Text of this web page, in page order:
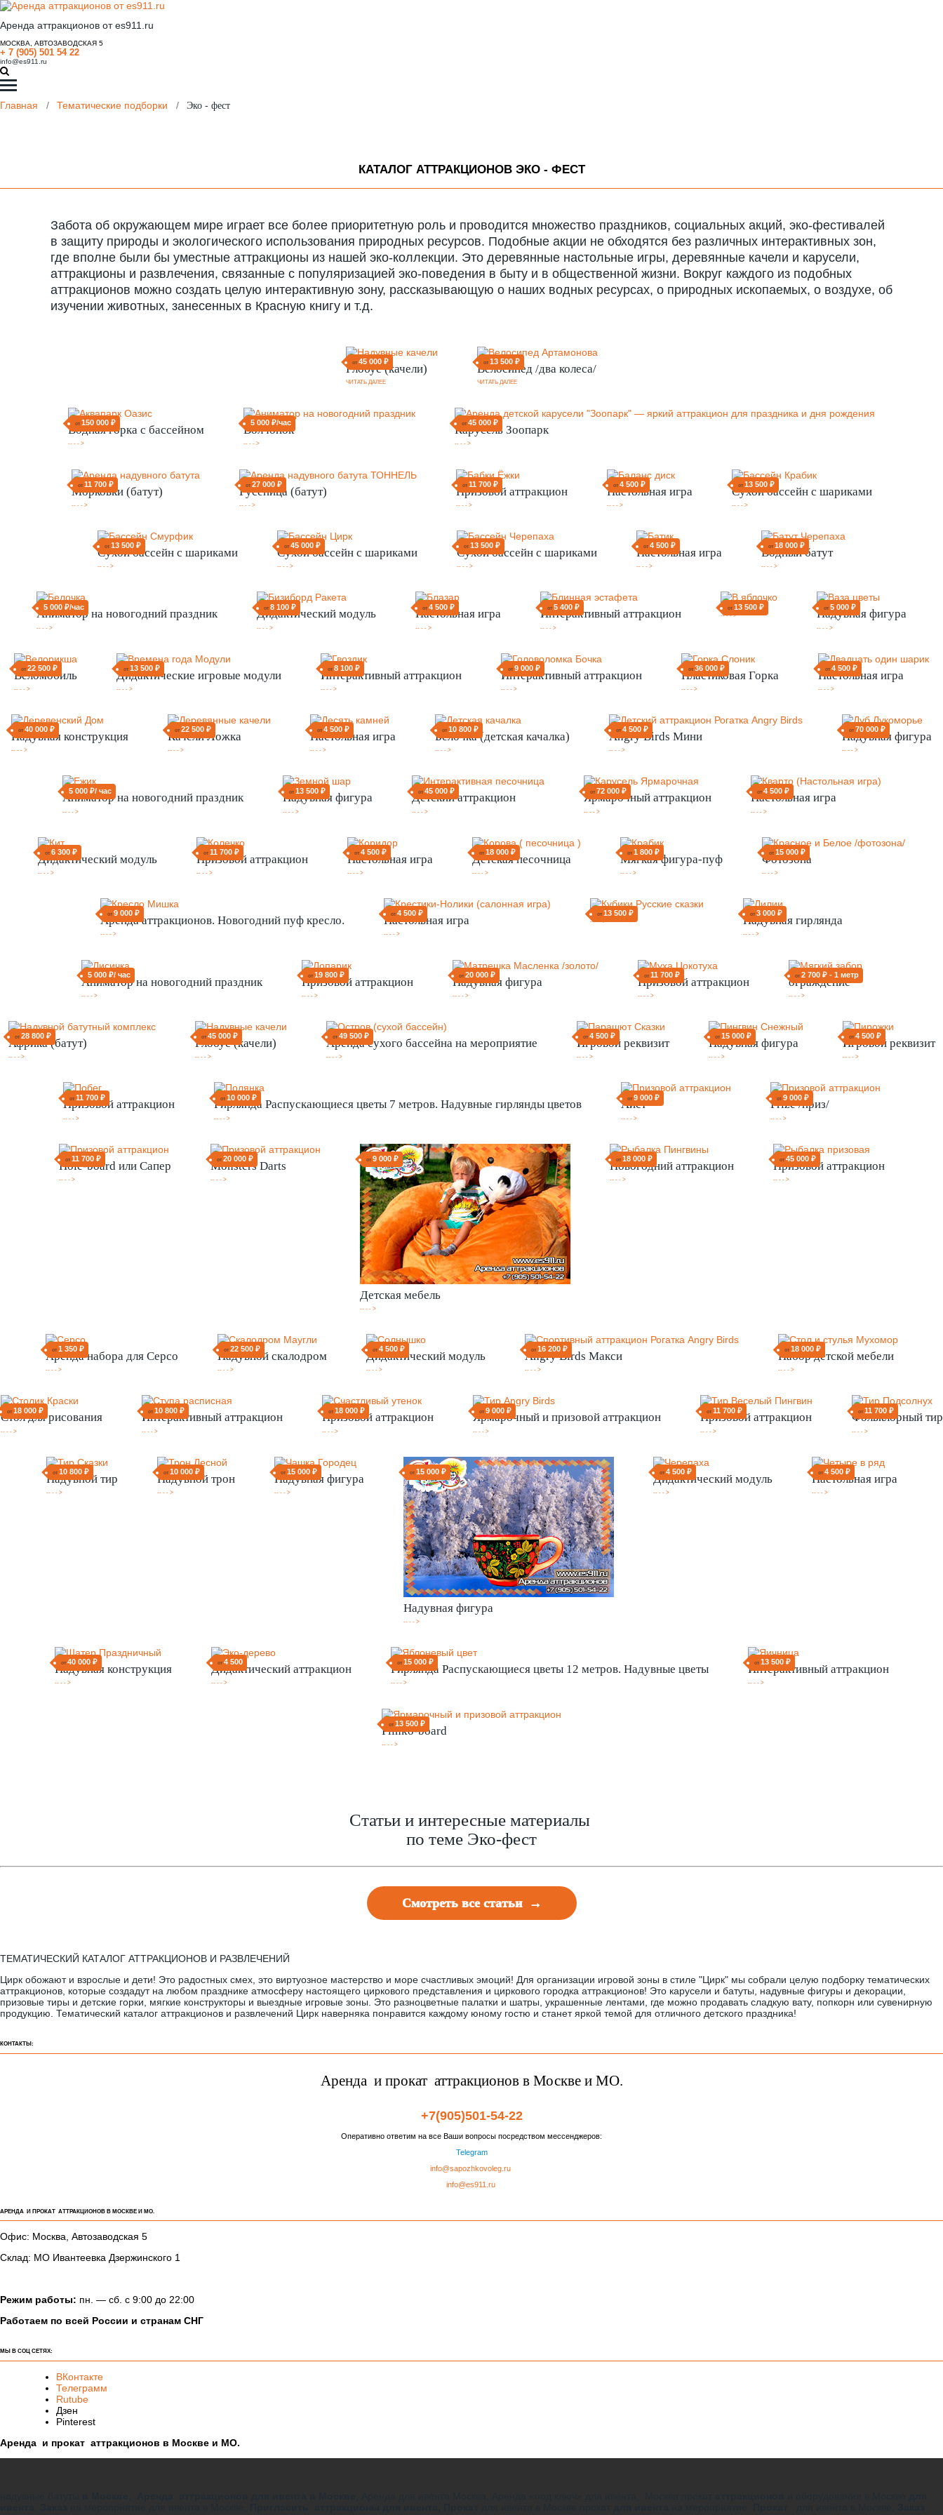
Аренда аттракционов от es911.ru
МОСКВА, АВТОЗАВОДСКАЯ 5
+ 7 (905) 501 54 22
info@es911.ru
Главная / Тематические подборки / Эко - фест
КАТАЛОГ АТТРАКЦИОНОВ ЭКО - ФЕСТ
Забота об окружающем мире играет все более приоритетную роль и проводится множество праздников, социальных акций, эко-фестивалей
в защиту природы и экологического использования природных ресурсов. Подобные акции не обходятся без различных интерактивных зон,
где вполне были бы уместные аттракционы из нашей эко-коллекции. Это деревянные настольные игры, деревянные качели и карусели,
аттракционы и развлечения, связанные с популяризацией эко-поведения в быту и в общественной жизни. Вокруг каждого из подобных
аттракционов можно создать целую интерактивную зону, рассказывающую о наших водных ресурсах, о природных ископаемых, о воздухе, об
изучении животных, занесенных в Красную книгу и т.д.
от45 000 ₽
Глобус (качели)
ЧИТАТЬ ДАЛЕЕ
от 13 500 ₽
Велосипед /два колеса/
ЧИТАТЬ ДАЛЕЕ
от 150 000 ₽
Водная горка с бассейном
-- - - >
5 000 ₽/час
Волчонок
-- - - >
от 45 000 ₽
Карусель Зоопарк
-- - - >
от 11 700 ₽
Морковки (батут)
-- - - >
от27 000 ₽
Гусеница (батут)
-- - - >
от 11 700 ₽
Призовой аттракцион
-- - - >
от4 500 ₽
Настольная игра
-- - - >
от 13 500 ₽
Сухой бассейн с шариками
-- - - >
от 13 500 ₽
Сухой бассейн с шариками
-- - - >
от 45 000 ₽
Сухой бассейн с шариками
-- - - >
от 13 500 ₽
Сухой бассейн с шариками
-- - - >
от 4 500 ₽
Настольная игра
-- - - >
от 18 000 ₽
Водный батут
-- - - >
5 000 ₽/час
Аниматор на новогодний праздник
-- - - >
от 8 100 ₽
Дидактический модуль
-- - - >
от 4 500 ₽
Настольная игра
-- - - >
от 5 400 ₽
Интерактивный аттракцион
-- - - >
от 13 500 ₽
-- - - >
от 5 000 ₽
Надувная фигура
-- - - >
от 22 500 ₽
Веломобиль
-- - - >
от 13 500 ₽
Дидактические игровые модули
-- - - >
от 8 100 ₽
Интерактивный аттракцион
-- - - >
от 9 000 ₽
Интерактивный аттракцион
-- - - >
от 36 000 ₽
Пластиковая Горка
-- - - >
от 4 500 ₽
Настольная игра
-- - - >
от 40 000 ₽
Надувная конструкция
-- - - >
от 22 500 ₽
Качели Ложка
-- - - >
от 4 500 ₽
Настольная игра
-- - - >
от 10 800 ₽
Белочка (детская качалка)
-- - - >
от 4 500 ₽
Angry Birds Мини
-- - - >
от 70 000 ₽
Надувная фигура
-- - - >
5 000 ₽/ час
Аниматор на новогодний праздник
-- - - >
от 13 500 ₽
Надувная фигура
-- - - >
от45 000 ₽
Детский аттракцион
-- - - >
от 72 000 ₽
Ярмарочный аттракцион
-- - - >
от4 500 ₽
Настольная игра
-- - - >
от 6 300 ₽
Дидактический модуль
-- - - >
от 11 700 ₽
Призовой аттракцион
-- - - >
от 4 500 ₽
Настольная игра
-- - - >
от 18 000 ₽
Детская песочница
-- - - >
от 1 800 ₽
Мягкая фигура-пуф
-- - - >
от 15 000 ₽
Фотозона
-- - - >
от 9 000 ₽
Аренда аттракционов. Новогодний пуф кресло.
-- - - >
от 4 500 ₽
Настольная игра
-- - - >
от 13 500 ₽
-- - - >
от 3 000 ₽
Надувная гирлянда
-- - - >
5 000 ₽/ час
Аниматор на новогодний праздник
-- - - >
от 19 800 ₽
Призовой аттракцион
-- - - >
от20 000 ₽
Надувная фигура
-- - - >
от 11 700 ₽
Призовой аттракцион
-- - - >
от2 700 ₽ - 1 метр
ограждение
-- - - >
от28 800 ₽
Африка (батут)
-- - - >
от45 000 ₽
Глобус (качели)
-- - - >
от49 500 ₽
Аренда сухого бассейна на мероприятие
-- - - >
от4 500 ₽
Игровой реквизит
-- - - >
от 15 000 ₽
Надувная фигура
-- - - >
от4 500 ₽
Игровой реквизит
-- - - >
от 11 700 ₽
Призовой аттракцион
-- - - >
от 10 000 ₽
Гирлянда Распускающиеся цветы 7 метров. Надувные гирлянды цветов
-- - - >
от9 000 ₽
Аист
-- - - >
от9 000 ₽
Prize /приз/
-- - - >
от 11 700 ₽
Hole-board или Сапер
-- - - >
от20 000 ₽
Monsters Darts
-- - - >
от9 000 ₽
Детская мебель
-- - - >
от 18 000 ₽
Новогодний аттракцион
-- - - >
от45 000 ₽
Призовой аттракцион
-- - - >
от 1 350 ₽
Аренда набора для Серсо
-- - - >
от22 500 ₽
Надувной скалодром
-- - - >
от4 500 ₽
Дидактический модуль
-- - - >
от 16 200 ₽
Angry Birds Макси
-- - - >
от 18 000 ₽
Набор детской мебели
-- - - >
от 18 000 ₽
Стол для рисования
-- - - >
от 10 800 ₽
Интерактивный аттракцион
-- - - >
от 18 000 ₽
Призовой аттракцион
-- - - >
от9 000 ₽
Ярмарочный и призовой аттракцион
-- - - >
от 11 700 ₽
Призовой аттракцион
-- - - >
от 11 700 ₽
Фольклорный тир
-- - - >
от 10 800 ₽
Надувной тир
-- - - >
от 10 000 ₽
Надувной трон
-- - - >
от 15 000 ₽
Надувная фигура
-- - - >
от 15 000 ₽
Надувная фигура
-- - - >
от4 500 ₽
Дидактический модуль
-- - - >
от4 500 ₽
Настольная игра
-- - - >
от40 000 ₽
Надувная конструкция
-- - - >
от4 500
Дидактический аттракцион
-- - - >
от 15 000 ₽
Гирлянда Распускающиеся цветы 12 метров. Надувные цветы
-- - - >
от 13 500 ₽
Интерактивный аттракцион
-- - - >
от 13 500 ₽
Plinko-board
-- - - >
Статьи и интересные материалы
по теме Эко-фест
Смотреть все статьи →
ТЕМАТИЧЕСКИЙ КАТАЛОГ АТТРАКЦИОНОВ И РАЗВЛЕЧЕНИЙ
Цирк обожают и взрослые и дети! Это радостных смех, это виртуозное мастерство и море счастливых эмоций! Для организации игровой зоны в стиле "Цирк" мы собрали целую подборку тематических
аттракционов, которые создадут на любом празднике атмосферу настоящего циркового представления и циркового городка аттракционов! Это карусели и батуты, надувные фигуры и декорации,
призовые тиры и детские горки, мягкие конструкторы и выездные игровые зоны. Это разноцветные палатки и шатры, украшенные лентами, где можно продавать сладкую вату, попкорн или сувенирную
продукцию. Тематический каталог аттракционов и развлечений Цирк наверняка понравится каждому юному гостю и станет яркой темой для отличного детского праздника!
КОНТАКТЫ:
Аренда и прокат аттракционов в Москве и МО.
+7(905)501-54-22
Оперативно ответим на все Ваши вопросы посредством мессенджеров:
Telegram
info@sapozhkovoleg.ru
info@es911.ru
АРЕНДА И ПРОКАТ АТТРАКЦИОНОВ В МОСКВЕ И МО.
Офис: Москва, Автозаводская 5
Склад: МО Ивантеевка Дзержинского 1
Режим работы: пн. — сб. с 9:00 до 22:00
Работаем по всей России и странам СНГ
МЫ В СОЦ СЕТЯХ:
ВКонтакте
Телеграмм
Rutube
Дзен
Pinterest
Аренда и прокат аттракционов в Москве и МО.